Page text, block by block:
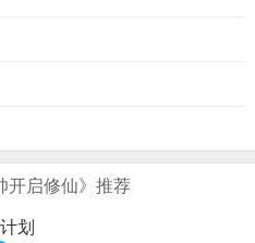
开启修仙》推荐
划